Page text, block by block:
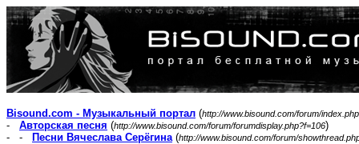
Bisound.com - Музыкальный портал (http://www.bisound.com/forum/index.php
- Авторская песня (http://www.bisound.com/forum/forumdisplay.php?f=106)
- -
Песни Вячеслава Серёгина(http://www.bisound.com/forum/